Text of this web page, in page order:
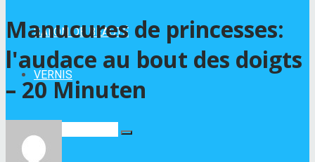
SALON DE BEAUTÉ
VERNIS
Manucures de princesses:
l'audace au bout des doigts
– 20 Minuten